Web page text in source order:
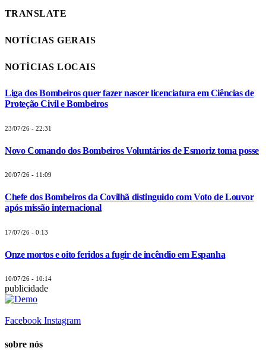
TRANSLATE
NOTÍCIAS GERAIS
NOTÍCIAS LOCAIS
Liga dos Bombeiros quer fazer nascer licenciatura em Ciências de
Proteção Civil e Bombeiros
23/07/26 - 22:31
Novo Comando dos Bombeiros Voluntários de Esmoriz toma posse
20/07/26 - 11:09
Chefe dos Bombeiros da Covilhã distinguido com Voto de Louvor
após missão internacional
17/07/26 - 0:13
Onze mortos e oito feridos a fugir de incêndio em Espanha
10/07/26 - 10:14
publicidade
Facebook Instagram
sobre nós